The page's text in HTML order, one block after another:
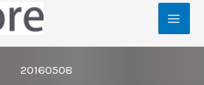
20160508